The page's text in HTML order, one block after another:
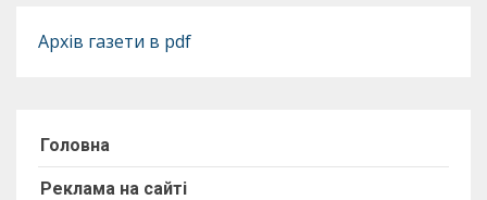
Архів газети в pdf
Головна
Реклама на сайті